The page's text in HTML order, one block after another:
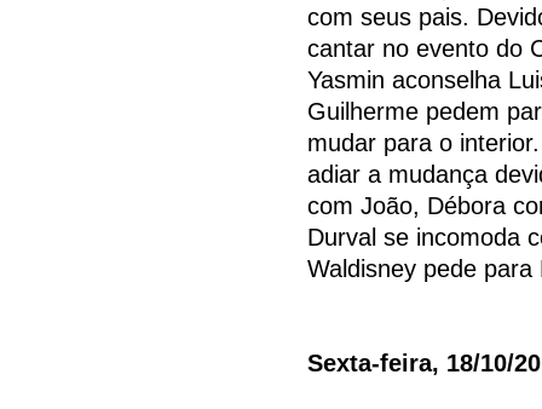
com seus pais.
cantar no evento do
Yasmin aconselha
Guilherme pedem
mudar para o
adiar a mudança
com João, Débora
Durval se incomoda
Waldisney pede
Sexta-feira, 18/10/